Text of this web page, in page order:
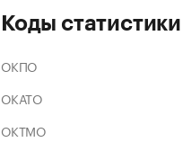
Коды статистики
ОКПО
ОКАТО
ОКТМО